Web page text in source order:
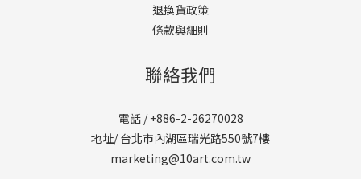
退換貨政策
條款與細則
聯絡我們
電話 / +886-2-26270028
地址/ 台北市內湖區瑞光路550號7樓
marketing@10art.com.tw